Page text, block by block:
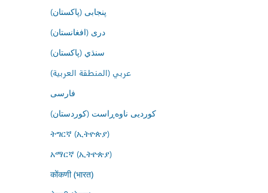
پنجابی (پاکستان)
درى (افغانستان)
سنڌي (پاکستان)
عربي (المنطقة العربية)
فارسى
کوردیی ناوەڕاست (کوردستان)
ትግርኛ (ኢትዮጵያ)
አማርኛ (ኢትዮጵያ)
कोंकणी (भारत)